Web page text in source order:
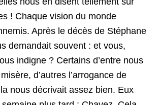
! Chaque vision du monde
Après le décès de Stéphane
demandait souvent : et vous,
indigne ? Certains d’entre nous
d’autres l’arrogance de
nous décrivait assez bien. Eux